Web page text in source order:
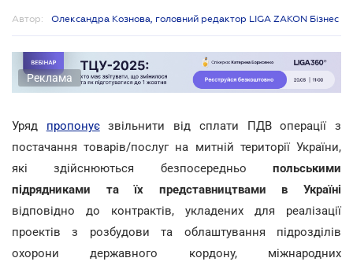
Автор: Олександра Кознова, головний редактор LIGA ZAKON Бізнес
Реклама
Уряд пропонуєзвільнити від сплати ПДВ операції з
постачання товарів/послуг на митній території України,
які здійснюються безпосередньо польськими
підрядниками та їх представництвами в Україні
відповідно до контрактів, укладених для реалізації
проектів з розбудови та облаштування підрозділів
охорони державного кордону, міжнародних